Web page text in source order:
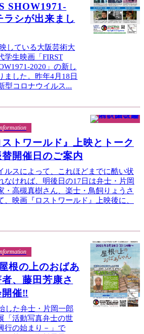
SHOW1971-
ラシが出来まし
している大阪芸術大
学生映画「FIRST
2020」の新し
ました。昨年4月18日
型コロナウイルス...
ストワールド』上映とトーク
開催日のご案内
ルスによって、これほどまでに酷い状
なければ、明後日の17日は弁士・片岡
・高槻真樹さん、楽士・鳥飼りょうさ
、映画『ロストワールド』上映後に、
根の上のおばあ
、藤田芳康さ
催‼
した弁士・片岡一郎
「活動写真弁士の世
行の始まり－」で